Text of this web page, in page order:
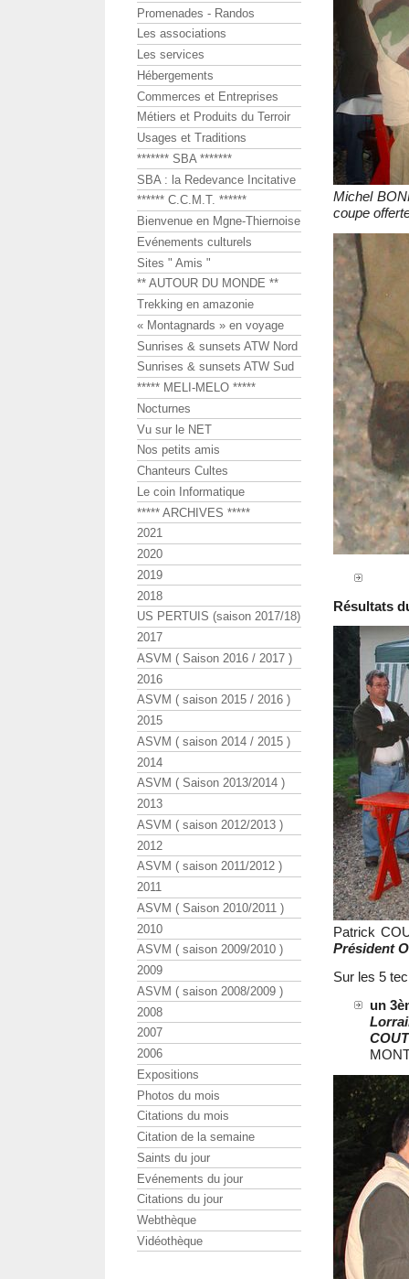
Michel
coupe
Résultats
Patrick
Président
Sur les 5
un
Promenades - Randos
Les associations
Les services
Hébergements
Commerces et Entreprises
Métiers et Produits du Terroir
Usages et Traditions
******* SBA *******
SBA : la Redevance Incitative
****** C.C.M.T. ******
Bienvenue en Mgne-Thiernoise
Evénements culturels
Sites " Amis "
** AUTOUR DU MONDE **
Trekking en amazonie
« Montagnards » en voyage
Sunrises & sunsets ATW Nord
Sunrises & sunsets ATW Sud
***** MELI-MELO *****
Nocturnes
Vu sur le NET
Nos petits amis
Chanteurs Cultes
Le coin Informatique
***** ARCHIVES *****
2021
2020
2019
2018
US PERTUIS (saison 2017/18)
2017
ASVM ( Saison 2016 / 2017 )
2016
ASVM ( saison 2015 / 2016 )
2015
ASVM ( saison 2014 / 2015 )
2014
ASVM ( Saison 2013/2014 )
2013
ASVM ( saison 2012/2013 )
2012
ASVM ( saison 2011/2012 )
2011
ASVM ( Saison 2010/2011 )
2010
ASVM ( saison 2009/2010 )
2009
ASVM ( saison 2008/2009 )
2008
2007
2006
Expositions
Photos du mois
Citations du mois
Citation de la semaine
Saints du jour
Evénements du jour
Citations du jour
Webthèque
Vidéothèque